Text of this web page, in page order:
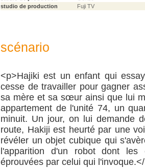
studio de production
Fuji TV
scénario
<p>Hajiki est un enfant qui
cesse de travailler pour gagner
sa mère et sa sœur ainsi que lui
appartement de l'unité 74, un
minuit. Un jour, on lui demande
route, Hakiji est heurté par une
révéler un objet cubique qui
l'apparition d'un robot dont les
éprouvées par celui qui